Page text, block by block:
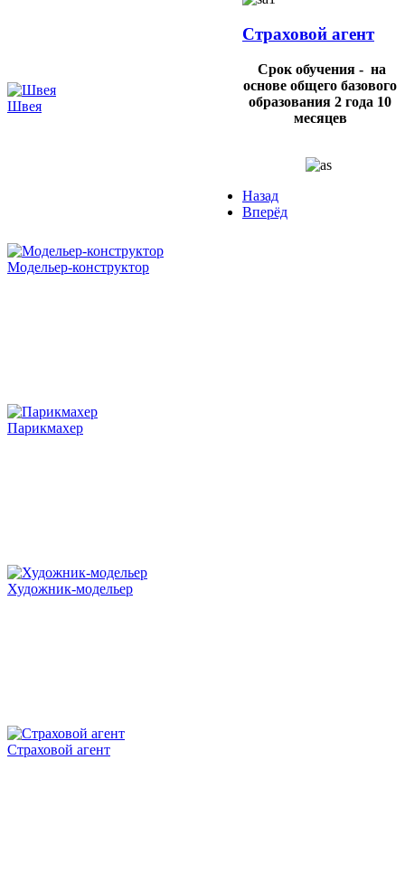
Швея
Модельер-конструктор
Парикмахер
Художник-модельер
Страховой агент
Страховой агент
Срок обучения - на
основе общего базового
образования 2 года 10
месяцев
Назад
Вперёд